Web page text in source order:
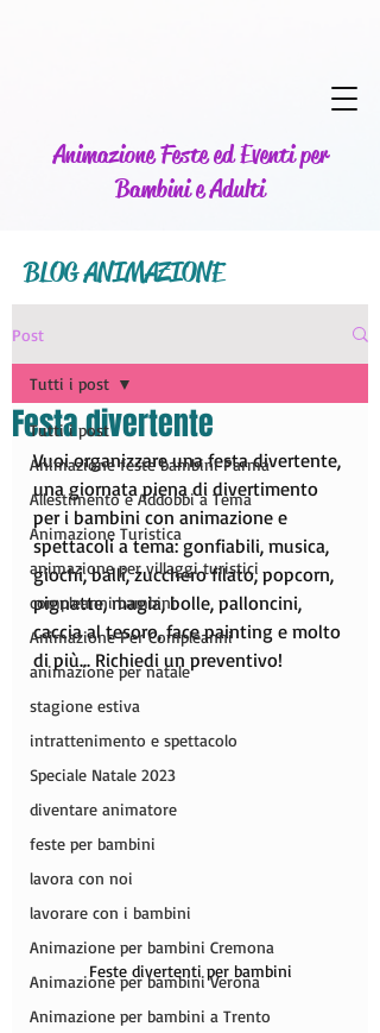
Animazione Feste ed Eventi per
Bambini e Adulti
BLOG ANIMAZIONE
Post
Tutti i post
Animazione feste bambini Parma
Allestimento e Addobbi a Tema
Animazione Turistica
animazione per villaggi turistici
compleanni bambini
Animazione Per Compleanni
animazione per natale
stagione estiva
intrattenimento e spettacolo
Speciale Natale 2023
diventare animatore
feste per bambini
lavora con noi
lavorare con i bambini
Animazione per bambini Cremona
Animazione per bambini Verona
Animazione per bambini a Trento
Tutti i post
Festa divertente
Vuoi organizzare una festa divertente,
una giornata piena di divertimento
per i bambini con animazione e
spettacoli a tema: gonfiabili, musica,
giochi, balli, zucchero filato, popcorn,
pignatte, magia, bolle, palloncini,
caccia al tesoro, face painting e molto
di più... Richiedi un preventivo!
Feste divertenti per bambini